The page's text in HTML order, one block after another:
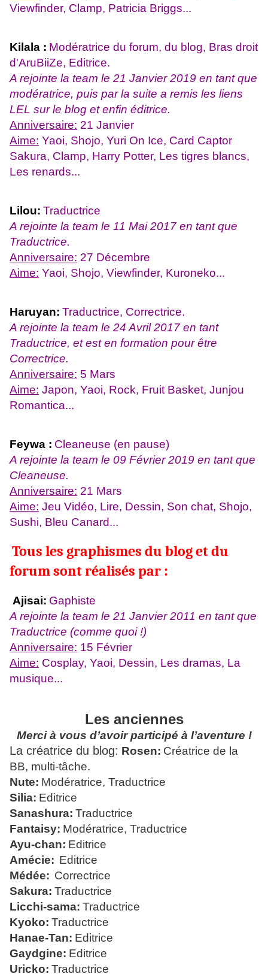
Viewfinder, Clamp, Patricia Briggs...
Kilala : Modératrice du forum, du blog, Bras droit
d'AruBiiZe, Editrice.
A rejointe la team le 21 Janvier 2019 en tant que
modératrice, puis par la suite a remis les liens
LEL sur le blog et enfin éditrice.
Anniversaire: 21 Janvier
Aime: Yaoi, Shojo, Yuri On Ice, Card Captor
Sakura, Clamp, Harry Potter, Les tigres blancs,
Les renards...
Lilou: Traductrice
A rejointe la team le 11 Mai 2017 en tant que
Traductrice.
Anniversaire: 27 Décembre
Aime: Yaoi, Shojo, Viewfinder, Kuroneko...
Haruyan: Traductrice, Correctrice.
A rejointe la team le 24 Avril 2017 en tant
Traductrice, et est en formation pour être
Correctrice.
Anniversaire: 5 Mars
Aime: Japon, Yaoi, Rock, Fruit Basket, Junjou
Romantica...
Feywa : Cleaneuse (en pause)
A rejointe la team le 09 Février 2019 en tant que
Cleaneuse.
Anniversaire: 21 Mars
Aime: Jeu Vidéo, Lire, Dessin, Son chat, Shojo,
Sushi, Bleu Canard...
Tous les graphismes du blog et du
forum sont réalisés par :
Ajisai: Gaphiste
A rejointe la team le 21 Janvier 2011 en tant que
Traductrice (comme quoi !)
Anniversaire: 15 Février
Aime: Cosplay, Yaoi, Dessin, Les dramas, La
musique...
Les anciennes
Merci à vous d’avoir participé à l’aventure !
La créatrice du blog: Rosen: Créatrice de la
BB, multi-tâche.
Nute: Modératrice, Traductrice
Silia: Editrice
Sanashura: Traductrice
Fantaisy: Modératrice, Traductrice
Ayu-chan: Editrice
Amécie: Editrice
Médée: Correctrice
Sakura: Traductrice
Licchi-sama: Traductrice
Kyoko: Traductrice
Hanae-Tan: Editrice
Gaydgine: Editrice
Uricko: Traductrice